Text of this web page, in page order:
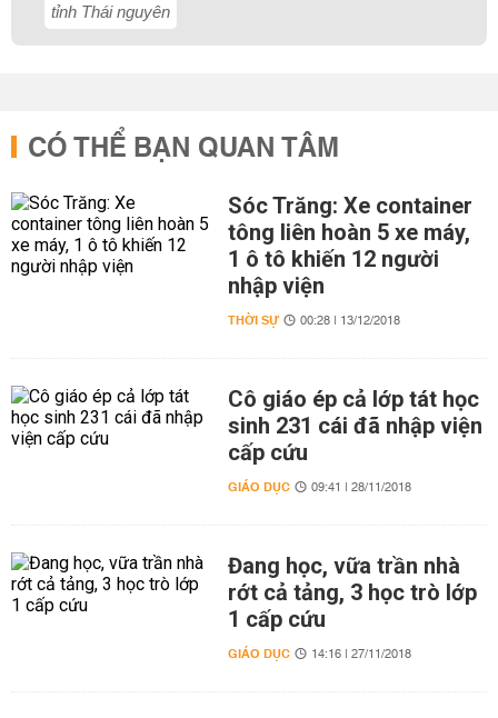
tỉnh Thái nguyên
CÓ THỂ BẠN QUAN TÂM
Sóc Trăng: Xe container
tông liên hoàn 5 xe máy,
1 ô tô khiến 12 người
nhập viện
THỜI SỰ 00:28 | 13/12/2018
Cô giáo ép cả lớp tát học
sinh 231 cái đã nhập viện
cấp cứu
GIÁO DỤC 09:41 | 28/11/2018
Đang học, vữa trần nhà
rớt cả tảng, 3 học trò lớp
1 cấp cứu
GIÁO DỤC 14:16 | 27/11/2018